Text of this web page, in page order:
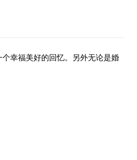
幸福美好的回忆。另外无论是婚